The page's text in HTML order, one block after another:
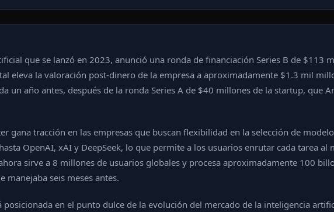
que se lanzó en 2023, anunció una ronda de financiación Series B de $113
eleva la valoración post-dinero de la empresa a aproximadamente $1.3 mil
un año antes, después de la ronda Series A de $40 millones de la startup, que
gana tracción en las empresas que buscan flexibilidad en la selección de
OpenAI, xAI y DeepSeek, lo que permite a los usuarios enrutar cada tarea
sirve a 8 millones de usuarios globales y procesa aproximadamente 100
manejaba seis meses antes.
en el punto dulce de la evolución del mercado de la inteligencia